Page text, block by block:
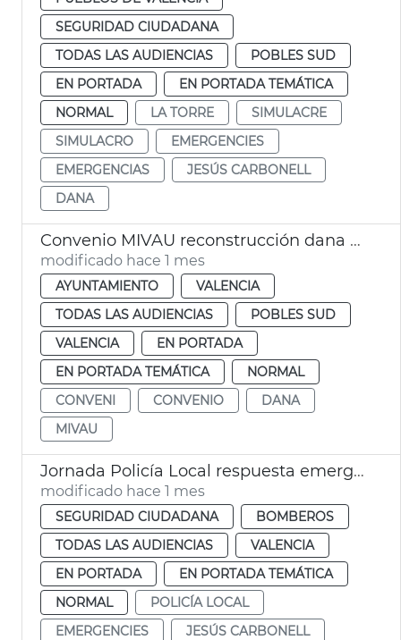
SEGURIDAD CIUDADANA
TODAS LAS AUDIENCIAS
POBLES SUD
EN PORTADA
EN PORTADA TEMÁTICA
NORMAL
LA TORRE
SIMULACRE
SIMULACRO
EMERGENCIES
EMERGENCIAS
JESÚS CARBONELL
DANA
Convenio MIVAU reconstrucción dana València
modificado hace 1 mes
AYUNTAMIENTO
VALENCIA
TODAS LAS AUDIENCIAS
POBLES SUD
VALENCIA
EN PORTADA
EN PORTADA TEMÁTICA
NORMAL
CONVENI
CONVENIO
DANA
MIVAU
Jornada Policía Local respuesta emergencias València
modificado hace 1 mes
SEGURIDAD CIUDADANA
BOMBEROS
TODAS LAS AUDIENCIAS
VALENCIA
EN PORTADA
EN PORTADA TEMÁTICA
NORMAL
POLICÍA LOCAL
EMERGENCIES
JESÚS CARBONELL